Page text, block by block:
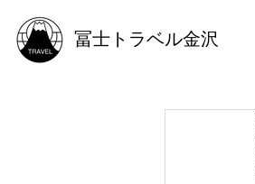
冨士トラベル金沢